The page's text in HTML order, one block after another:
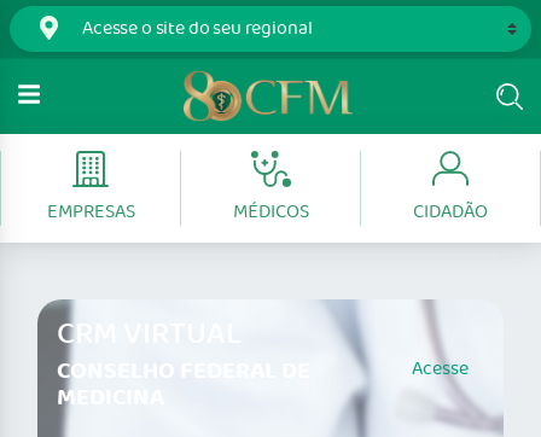
EMPRESAS MÉDICOS CIDADÃO
CRM VIRTUAL
CONSELHO FEDERAL DE
MEDICINA
Acesse